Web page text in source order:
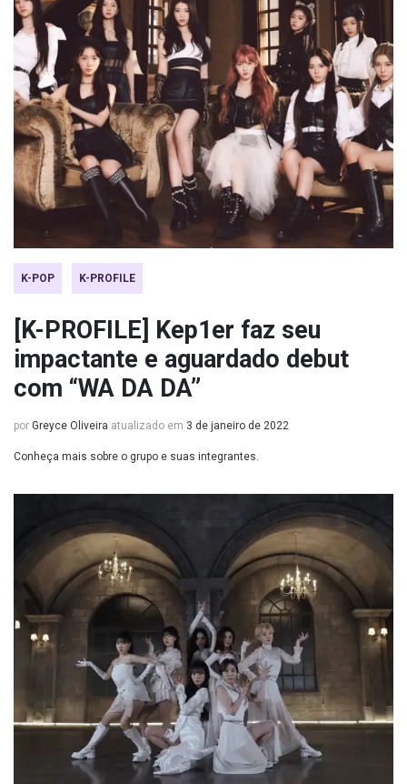
K-POP K-PROFILE
[K-PROFILE] Kep1er faz seu
impactante e aguardado debut
com “WA DA DA”
por Greyce Oliveira atualizado em 3 de janeiro de 2022
Conheça mais sobre o grupo e suas integrantes.